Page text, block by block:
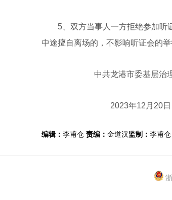
5、双方当事人一方拒绝参加听证
中途擅自离场的，不影响听证会的
中共龙港市委基层治理
2023年12月20日
编辑： 李甫仓 责编： 金道汉监制： 李甫仓